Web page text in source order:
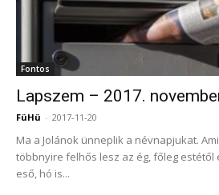
Fontos
Lapszem – 2017.
FüHü - 2017-11-20
Ma a Jolánok ünneplik a névnapjukat.
többnyire felhős lesz az ég, főleg estétől
eső, hó is...